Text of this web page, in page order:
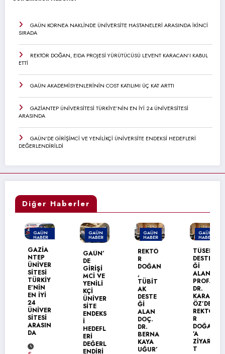
GAÜN KORNEA NAKLİNDE ÜNİVERSİTE HASTANELERİ ARASINDA İKİNCİ
SIRADA
REKTÖR DOĞAN, EIDA PROJESİ YÜRÜTÜCÜSÜ LEVENT KARACAN’I KABUL
ETTİ
GAÜN AKADEMİSYENLERİNİN COST KATILIMI ÜÇ KAT ARTTI
GAZİANTEP ÜNİVERSİTESİ TÜRKİYE’NİN EN İYİ 24 ÜNİVERSİTESİ
ARASINDA
GAÜN’DE GİRİŞİMCİ VE YENİLİKÇİ ÜNİVERSİTE ENDEKSİ HEDEFLERİ
DEĞERLENDİRİLDİ
Diğer Haberler
GAÜN
HABER
MANŞET
GAZİA
NTEP
ÜNİVER
SİTESİ
TÜRKİY
E’NİN
EN İYİ
ÜNİVER
SİTESİ
ARASIN
GAÜN
HABER
GAÜN’
GİRİŞİ
MCİ VE
YENİLİ
KÇİ
ÜNİVER
SİTE
ENDEKS
HEDEFL
ERİ
DEĞERL
ENDİRİ
GAÜN
HABER
REKTÖ
DOĞAN
TÜBİT
DESTE
ALAN
DOÇ.
DR.
BERNA
KAYA
UĞUR’
GAÜN
HABER
TÜSEB
DESTE
ALAN
PROF.
DR.
KARAG
ÖZ’DEN
REKTÖ
DOĞAN
ZİYARE